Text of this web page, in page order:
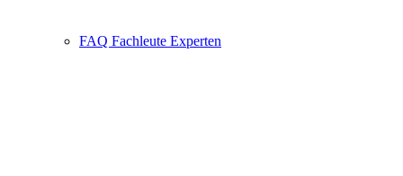
FAQ Fachleute Experten